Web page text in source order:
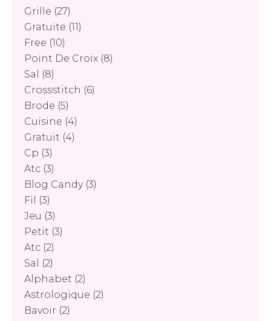
Grille (27)
Gratuite (11)
Free (10)
Point De Croix (8)
Sal
(8)
Crossstitch (6)
Brode (5)
Cuisine (4)
Gratuit (4)
Cp (3)
Atc (3)
Blog Candy(3)
Fil
(3)
Jeu (3)
Petit (3)
Atc (2)
Sal
(2)
Alphabet (2)
Astrologique (2)
Bavoir (2)